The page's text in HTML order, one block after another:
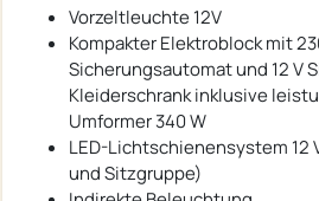
Vorzeltleuchte 12V
Kompakter Elektroblock mit
Sicherungsautomat und 12 V
Kleiderschrank inklusive
Umformer 340 W
LED-Lichtschienensystem 12
und Sitzgruppe)